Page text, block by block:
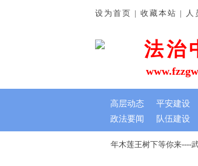
七夕文创节，我在千年木莲王树下等你来----
法治
政法要闻 队伍建设
设为首页 | 收藏本站 | 人
高层动态 平安建设